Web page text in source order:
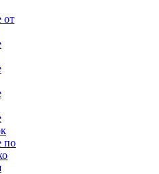
от
по